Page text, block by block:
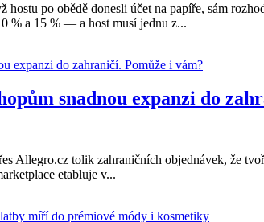
po obědě donesli účet na papíře, sám
% a 15 % — a host musí jednu z...
snadnou expanzi do
Allegro.cz tolik zahraničních objednávek, že
etabluje v...